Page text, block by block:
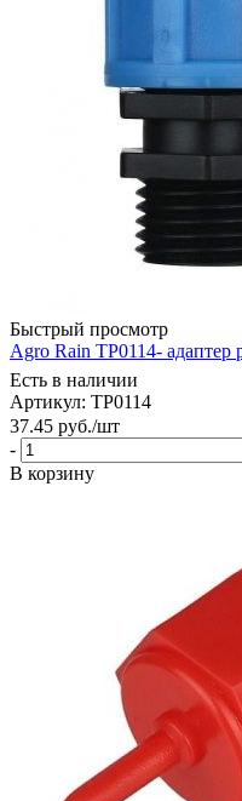
Быстрый просмотр
Agro Rain TP0114-
Есть в наличии
Артикул: TP0114
37.45 руб./шт
-
В корзину